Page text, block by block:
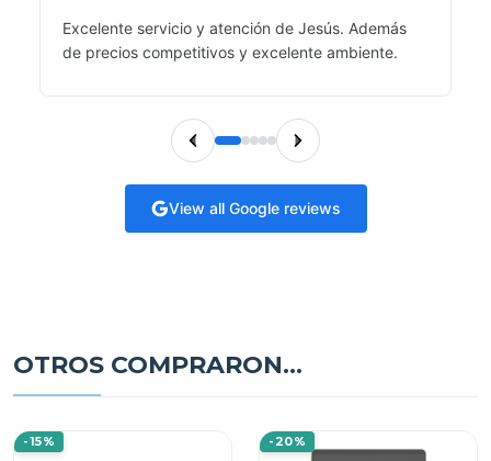
Excelente servicio y atención de Jesús. Además
de precios competitivos y excelente ambiente.
View all Google reviews
OTROS COMPRARON...
-15% -20%